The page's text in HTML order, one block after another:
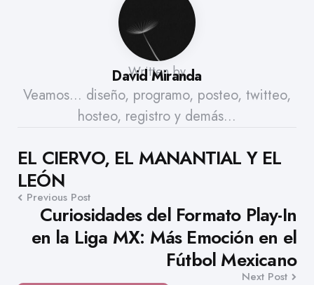
Written by
David Miranda
Veamos... diseño, programo, posteo, twitteo,
hosteo, registro y demás...
Post
navigation
EL CIERVO, EL MANANTIAL Y EL
LEÓN
Previous Post
Curiosidades del Formato Play-In
en la Liga MX: Más Emoción en el
Fútbol Mexicano
Next Post